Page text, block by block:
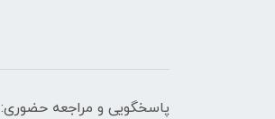
پاسخگویی و مراجعه حضوری: 9:00 الی14:00 و 16:00 تا 21:00